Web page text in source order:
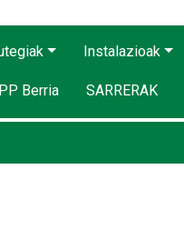
Instalazioak
Berria SARRERAK